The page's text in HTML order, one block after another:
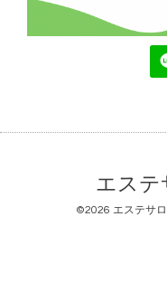
エス
©2026 エステサ